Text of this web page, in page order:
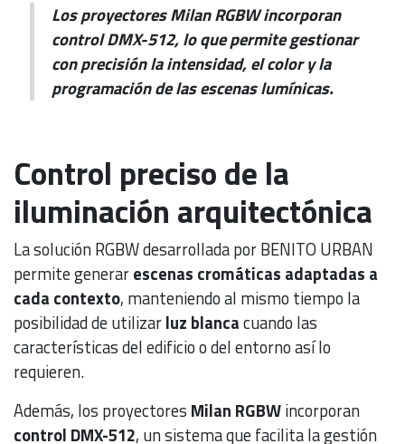
Los proyectores Milan RGBW incorporan
control DMX-512, lo que permite gestionar
con precisión la intensidad, el color y la
programación de las escenas lumínicas.
Control preciso de la
iluminación arquitectónica
La solución RGBW desarrollada por BENITO URBAN
permite generarescenas cromáticas adaptadas a
cada contexto, manteniendo al mismo tiempo la
posibilidad de utilizarluz blancacuando las
características del edificio o del entorno así lo
requieren.
Además, los proyectores Milan RGBWincorporan
control DMX-512, un sistema que facilita la gestión